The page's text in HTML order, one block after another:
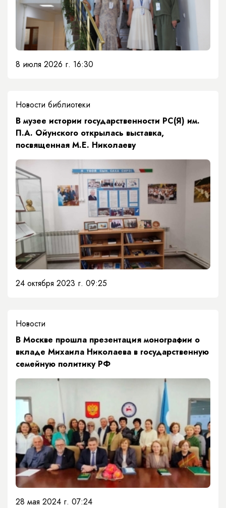
8 июля 2026 г. 16:30
Новости библиотеки
В музее истории государственности РС(Я) им.
П.А. Ойунского открылась выставка,
посвященная М.Е. Николаеву
24 октября 2023 г. 09:25
Новости
В Москве прошла презентация монографии о
вкладе Михаила Николаева в государственную
семейную политику РФ
28 мая 2024 г. 07:24